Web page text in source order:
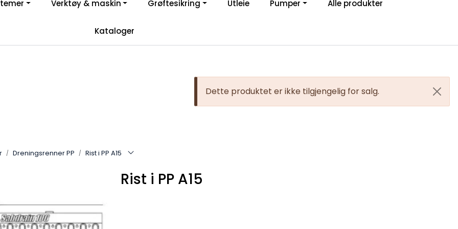
Registrer deg som bruker i vår nettbutikk for full oversikt
Verktøy & maskin Grøftesikring Utleie Pumper Alle produkter
Kataloger
Dette produktet er ikke tilgjengelig for salg.
Dreningsrenner PP Rist i PP A15
Rist i PP A15